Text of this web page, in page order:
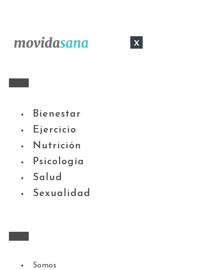
x
Bienestar
Ejercicio
Nutrición
Psicología
Salud
Sexualidad
Somos